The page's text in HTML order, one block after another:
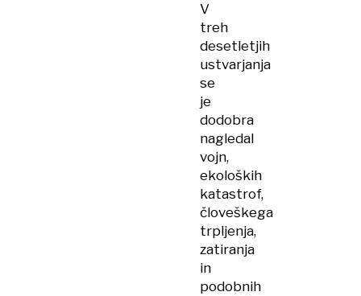
V
treh
desetletjih
ustvarjanja
se
je
dodobra
nagledal
vojn,
ekoloških
katastrof,
človeškega
trpljenja,
zatiranja
in
podobnih